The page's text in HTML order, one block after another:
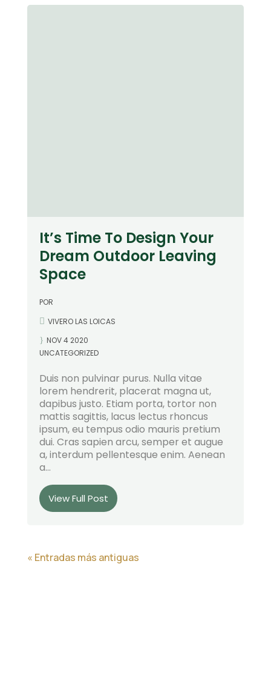
It’s Time To Design Your
Dream Outdoor Leaving
Space
POR
VIVERO LAS LOICAS
NOV 4 2020
UNCATEGORIZED
Duis non pulvinar purus. Nulla vitae
lorem hendrerit, placerat magna ut,
dapibus justo. Etiam porta, tortor non
mattis sagittis, lacus lectus rhoncus
ipsum, eu tempus odio mauris pretium
dui. Cras sapien arcu, semper et augue
a, interdum pellentesque enim. Aenean
a...
View Full Post
« Entradas más antiguas